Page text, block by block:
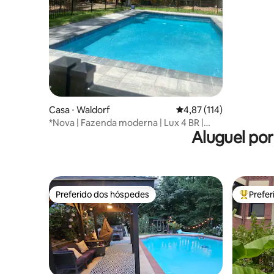
Casa ⋅ Waldorf 4,87 de uma avaliação
4,87 (114)
*Nova | Fazenda moderna | Lux 4 BR |
Aluguel
Preferido dos hóspedes
Preferido dos hóspedes Entre os